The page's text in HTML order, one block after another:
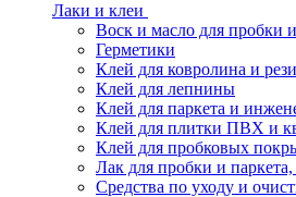
Лаки и клеи
Воск и масло для пробки
Герметики
Клей для ковролина и
Клей для лепнины
Клей для паркета и
Клей для плитки ПВХ и
Клей для пробковых
Лак для пробки и
Средства по уходу и